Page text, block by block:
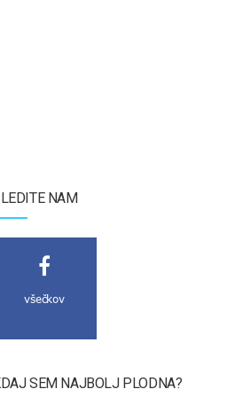
NAM
všečkov
SEM NAJBOLJ PLODNA?